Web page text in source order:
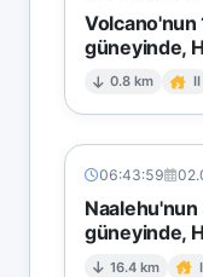
Volcano'nun
güneyinde,
0.8 km II
06:43:59
güneyinde,
16.4 km